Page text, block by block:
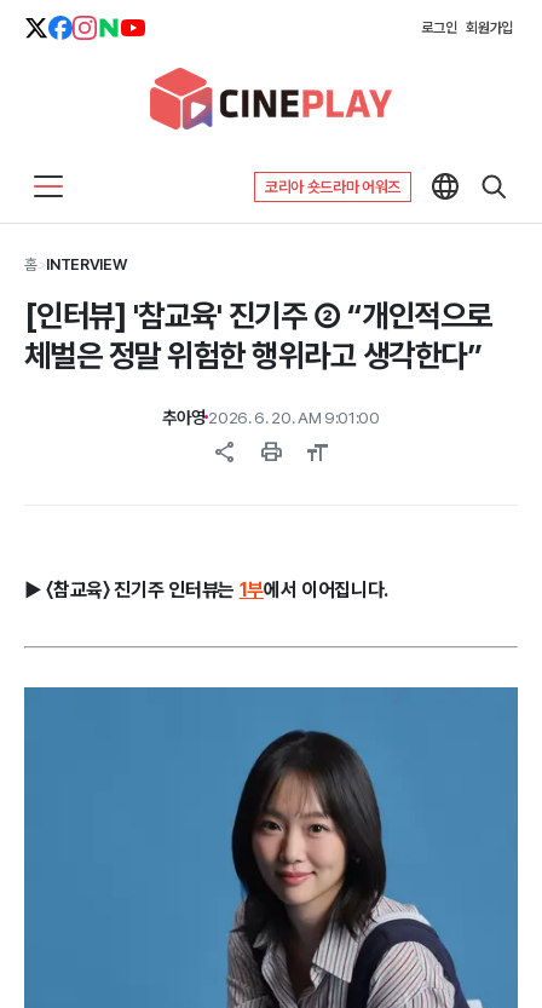
로그인 회원가입
코리아 숏드라마 어워즈
홈>INTERVIEW
[인터뷰] '참교육' 진기주 ② “개인적으로
체벌은 정말 위험한 행위라고 생각한다”
추아영 2026. 6. 20. AM 9:01:00
share print format_size
▶ 〈참교육〉 진기주 인터뷰는 1부에서 이어집니다.